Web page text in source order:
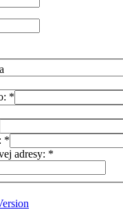
*
*
adresy: *